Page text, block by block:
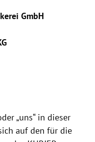
GmbH
„uns“ in dieser
auf den für die